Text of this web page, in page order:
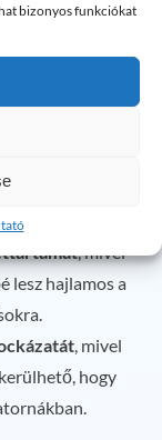
bizonyos funkciókat
, mivel
lesz hajlamos a
, mivel
hogy